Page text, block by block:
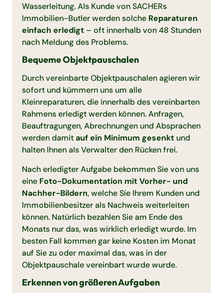
Wasserleitung. Als Kunde von SACHERs
Immobilien-Butler werden solche Reparaturen
einfach erledigt – oft innerhalb von 48 Stunden
nach Meldung des Problems.
Bequeme Objektpauschalen
Durch vereinbarte Objektpauschalen agieren wir
sofort und kümmern uns um alle
Kleinreparaturen, die innerhalb des vereinbarten
Rahmens erledigt werden können. Anfragen,
Beauftragungen, Abrechnungen und Absprachen
werden damitauf ein Minimum gesenkt und
halten Ihnen als Verwalter den Rücken frei.
Nach erledigter Aufgabe bekommen Sie von uns
eine Foto-Dokumentation mit Vorher- und
Nachher-Bildern, welche Sie Ihrem Kunden und
Immobilienbesitzer als Nachweis weiterleiten
können. Natürlich bezahlen Sie am Ende des
Monats nur das, was wirklich erledigt wurde. Im
besten Fall kommen gar keine Kosten im Monat
auf Sie zu oder maximal das, was in der
Objektpauschale vereinbart wurde wurde.
Erkennen von größeren Aufgaben